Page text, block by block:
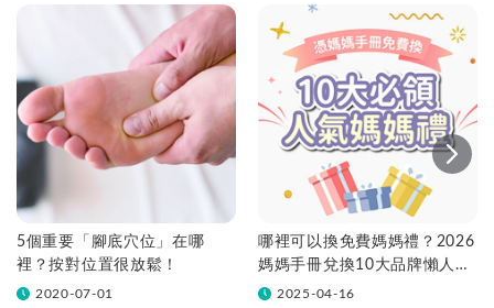
5個重要「腳底穴位」在哪
裡？按對位置很放鬆！
2020-07-01
哪裡可以換免費媽媽禮？2026
媽媽手冊兌換10大品牌懶人包
一次看！
2025-04-16